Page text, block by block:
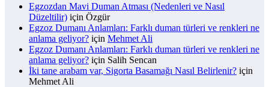
Egzozdan Mavi Duman Atması (Nedenleri ve Nasıl
Düzeltilir) için Özgür
Egzoz Dumanı Anlamları: Farklı duman türleri ve renkleri ne
anlama geliyor? için Mehmet Ali
Egzoz Dumanı Anlamları: Farklı duman türleri ve renkleri ne
anlama geliyor? için Salih Sencan
İki tane arabam var, Sigorta Basamağı Nasıl Belirlenir? için
Mehmet Ali